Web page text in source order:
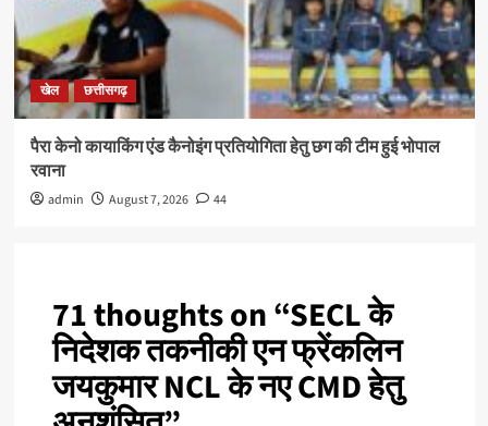
खेल छत्तीसगढ़
पैरा केनो कायाकिंग एंड कैनोइंग प्रतियोगिता हेतु छग की टीम हुई भोपाल
रवाना
admin August 7, 2026 44
71 thoughts on “SECL के
निदेशक तकनीकी एन फ्रेंकलिन
जयकुमार NCL के नए CMD हेतु